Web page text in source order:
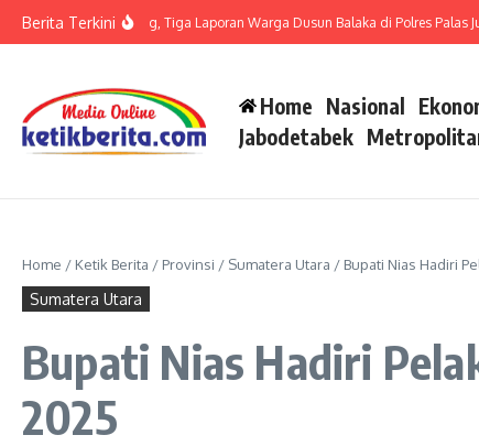
Berita Terkini
di Polsek Barteng, Tiga Laporan Warga Dusun Balaka di Polres Palas Juga
Home Nasional
Jabodetabek
Home / Ketik Berita / Provinsi / Sumatera Utara / Bupati Nias Hadiri
Sumatera Utara
Bupati Nias Hadiri
2025